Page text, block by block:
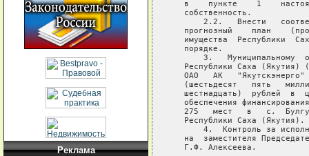
Реклама
в    пункте    1
   собственность.
2.2.   Внести
прогнозный    план
имущества  Республики
   порядке.
3.   Муниципальному
Республики Саха (Якутия)
ОАО   АК
(шестьдесят   пять
шестнадцать)  рублей  в
обеспечения
275   мест   в   с.
   Республики Саха (Якутия).
4.  Контроль за
на  заместителя
   Г.Ф. Алексеева.